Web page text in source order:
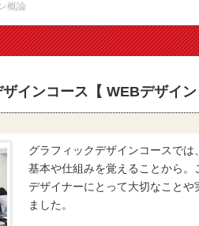
概論
インコース【 WEBデザイン
グラフィックデザインコースで
基本や仕組みを覚えることから
デザイナーにとって大切なこと
ました。